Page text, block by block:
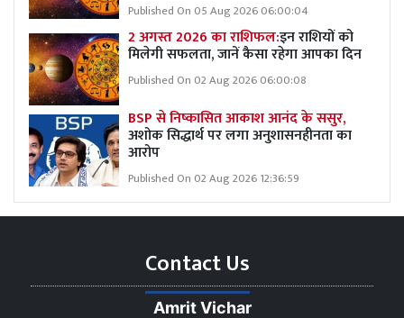
Published On 05 Aug 2026 06:00:04
2 अगस्त 2026 का राशिफल:इन राशियों को
मिलेगी सफलता, जानें कैसा रहेगा आपका दिन
Published On 02 Aug 2026 06:00:08
BSP से निष्कासित आकाश आनंद के ससुर,
अशोक सिद्धार्थ पर लगा अनुशासनहीनता का
आरोप
Published On 02 Aug 2026 12:36:59
Contact Us
Amrit Vichar